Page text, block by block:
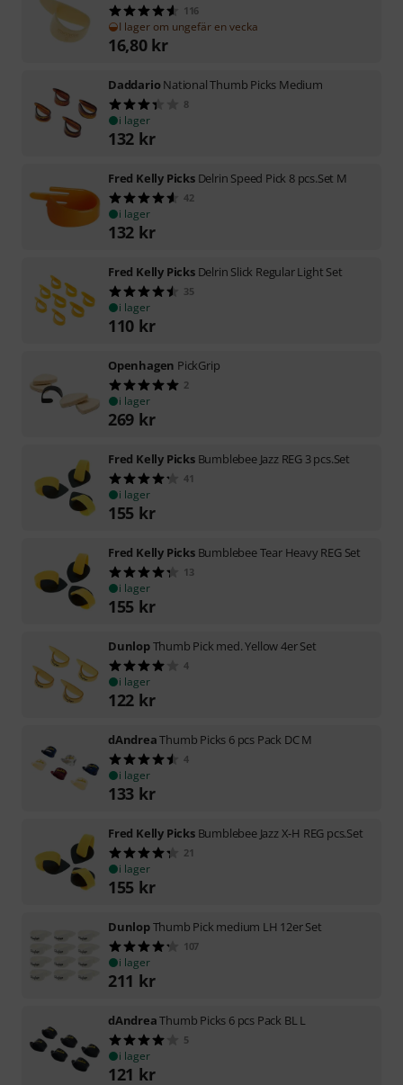
116
I lager om ungefär en vecka
16,80 kr
DaddarioNational Thumb Picks Medium
8
i lager
132 kr
Fred Kelly Picks Delrin Speed Pick 8 pcs.Set M
42
i lager
132 kr
Fred Kelly Picks Delrin Slick Regular Light Set
35
i lager
110 kr
Openhagen PickGrip
2
i lager
269 kr
Fred Kelly Picks Bumblebee Jazz REG 3 pcs.Set
41
i lager
155 kr
Fred Kelly Picks Bumblebee Tear Heavy REG Set
13
i lager
155 kr
DunlopThumb Pick med. Yellow 4er Set
4
i lager
122 kr
dAndreaThumb Picks 6 pcs Pack DC M
4
i lager
133 kr
Fred Kelly Picks Bumblebee Jazz X-H REG pcs.Set
21
i lager
155 kr
DunlopThumb Pick medium LH 12er Set
107
i lager
211 kr
dAndreaThumb Picks 6 pcs Pack BL L
5
i lager
121 kr